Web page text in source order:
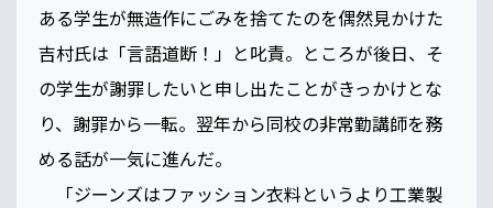
ある学生が無造作にごみを捨てたのを偶然見かけた
吉村氏は「言語道断！」と叱責。ところが後日、そ
の学生が謝罪したいと申し出たことがきっかけとな
り、謝罪から一転。翌年から同校の非常勤講師を務
める話が一気に進んだ。
「ジーンズはファッション衣料というより工業製